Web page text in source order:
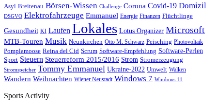
Asyl Breitenau Börsen-Wissen Challenge Corona Covid-19 Domizil
DSGVO Elektrofahrzeuge Emmanuel Energie Finanzen Flüchtlinge
Gesundheit KI Laufen Lokales Lotus Organizer Microsoft
MTB-Touren Musik Neunkirchen Otto M. Schwarz Peisching Photovoltaik
Pomplamoose Reina del Cid Scrum Software-Empfehlung Software-Perlen
Sport Steuern Steuerreform 2015/2016 Strom Stromerzeugung
Stromspeicher Tommy Emmanuel Ukraine-2022 Umwelt Walken
Wandern Weihnachten Wiener Neustadt Windows 7 Windows 11
Sports Activity